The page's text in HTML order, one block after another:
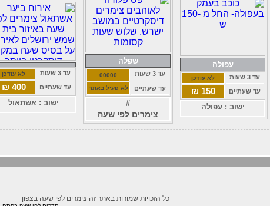
עפולה
עד 3 שעות לא עודכן
עד שעתיים 150 ₪
ישוב : עפולה
שפלה
עד 3 שעות 00000
עד שעתיים לא פעיל באתר
#
צימרים לפי שעה
עד 3 שעות לא עודכן
עד שעתיים 400 ₪
ישוב : אשתאול
כל הזכויות שמורות באתר זה צימרים לפי שעה בצפון